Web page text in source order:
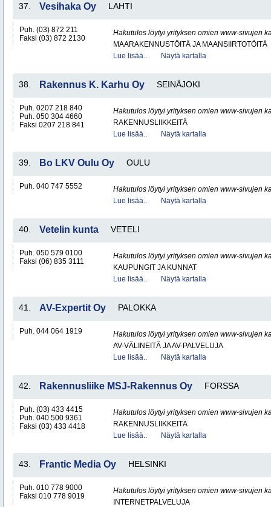
37. Vesihaka Oy LAHTI
Puh. (03) 872 211
Faksi (03) 872 2130
Hakutulos löytyi yrityksen omien www-sivujen
MAARAKENNUSTÖITÄ JA MAANSIIRTOTÖITÄ
Lue lisää..
Näytä kartalla
38. Rakennus K. Karhu Oy SEINÄJOKI
Puh. 0207 218 840
Puh. 050 304 4660
Faksi 0207 218 841
Hakutulos löytyi yrityksen omien www-sivujen
RAKENNUSLIIKKEITÄ
Lue lisää..
Näytä kartalla
39. Bo LKV Oulu Oy OULU
Puh. 040 747 5552
Hakutulos löytyi yrityksen omien www-sivujen
Lue lisää..
Näytä kartalla
40. Vetelin kunta VETELI
Puh. 050 579 0100
Faksi (06) 835 3111
Hakutulos löytyi yrityksen omien www-sivujen
KAUPUNGIT JA KUNNAT
Lue lisää..
Näytä kartalla
41. AV-Expertit Oy PALOKKA
Puh. 044 064 1919
Hakutulos löytyi yrityksen omien www-sivujen
AV-VÄLINEITÄ JA AV-PALVELUJA
Lue lisää..
Näytä kartalla
42. Rakennusliike MSJ-Rakennus Oy FORSSA
Puh. (03) 433 4415
Puh. 040 500 9361
Faksi (03) 433 4418
Hakutulos löytyi yrityksen omien www-sivujen
RAKENNUSLIIKKEITÄ
Lue lisää..
Näytä kartalla
43. Frantic Media Oy HELSINKI
Puh. 010 778 9000
Faksi 010 778 9019
Hakutulos löytyi yrityksen omien www-sivujen
INTERNETPALVELUJA